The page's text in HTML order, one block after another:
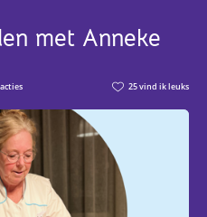
met Anneke
25vind ik leuks